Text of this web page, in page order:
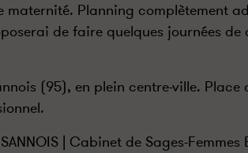
maternité. Planning complètement
de faire quelques journées de
(95), en plein centre-ville.
| Cabinet de Sages-Femmes